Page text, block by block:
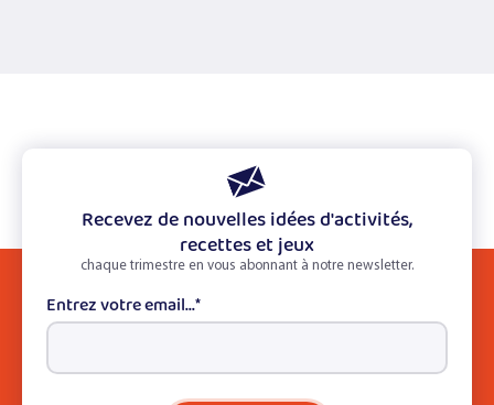
Recevez de nouvelles idées d'activités,
recettes et jeux
chaque trimestre en vous abonnant à notre newsletter.
Entrez votre email...*